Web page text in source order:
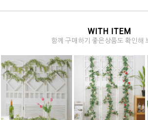
WITH ITEM
함께 구매하기 좋은상품도 확인해